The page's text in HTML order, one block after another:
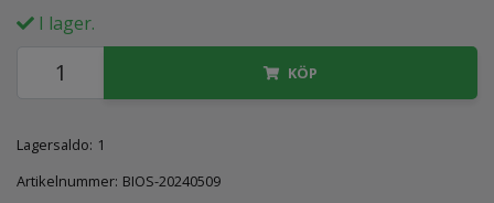
I lager.
KÖP
Lagersaldo: 1
Artikelnummer: BIOS-20240509